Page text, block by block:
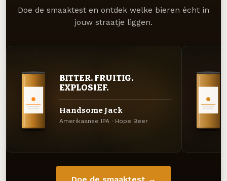
Doe de smaaktest en ontdek welke bieren écht in
jouw straatje liggen.
BITTER. FRUITIG.
EXPLOSIEF.
Handsome Jack
Amerikaanse IPA · Hope Beer